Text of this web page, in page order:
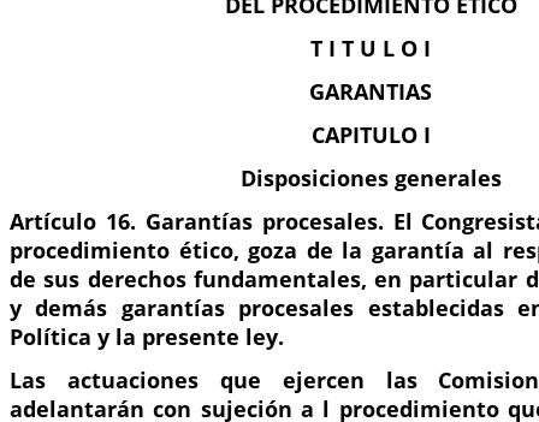
T I T U L O I
GARANTIAS
CAPITULO I
Disposiciones generales
Artículo 16. Garantías procesales. El
procedimiento ético, goza de la garantía al
de sus derechos fundamentales, en particular
y demás garantías procesales establecidas
Política y la presente ley.
Las actuaciones que ejercen las
adelantarán con sujeción a l procedimiento